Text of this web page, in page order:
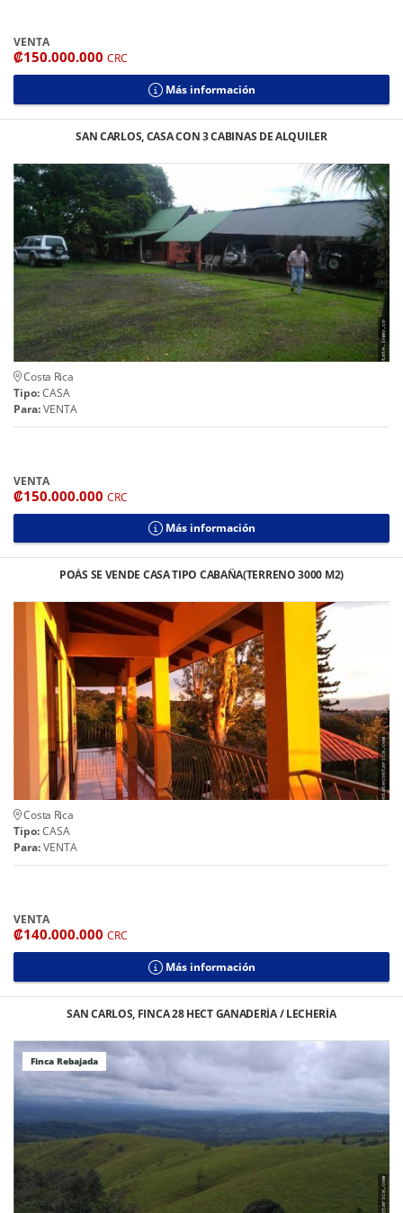
VENTA
₡150.000.000 CRC
Más información
SAN CARLOS, CASA CON 3 CABINAS DE ALQUILER
Costa Rica
Tipo:CASA
Para:VENTA
VENTA
₡150.000.000 CRC
Más información
POÁS SE VENDE CASA TIPO CABAÑA(TERRENO 3000 M2)
Costa Rica
Tipo:CASA
Para:VENTA
VENTA
₡140.000.000 CRC
Más información
SAN CARLOS, FINCA 28 HECT GANADERÍA / LECHERÍA
Finca Rebajada